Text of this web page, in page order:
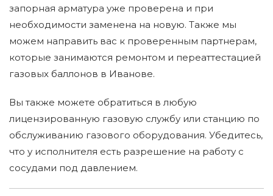
запорная арматура уже проверена и при
необходимости заменена на новую. Также мы
можем направить вас к проверенным партнерам,
которые занимаются ремонтом и переаттестацией
газовых баллонов в Иванове.
Вы также можете обратиться в любую
лицензированную газовую службу или станцию по
обслуживанию газового оборудования. Убедитесь,
что у исполнителя есть разрешение на работу с
сосудами под давлением.